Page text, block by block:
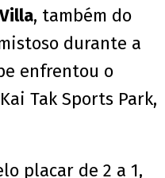
, também do
durante a
enfrentou o
Tak Sports Park,
placar de 2 a 1,